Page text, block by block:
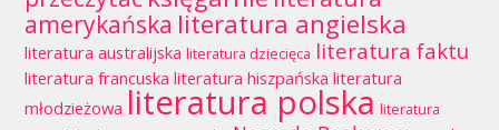
amerykańska literatura angielska
literatura australijska literatura dziecięca literatura faktu
literatura francuska literatura hiszpańska literatura
młodzieżowa literatura polska literatura